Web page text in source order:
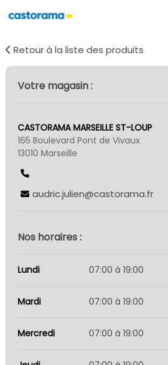
Retour à la liste des produits
Votre magasin :
CASTORAMA MARSEILLE ST-LOUP
165 Boulevard Pont de Vivaux
13010 Marseille
audric.julien@castorama.fr
Nos horaires :
Lundi 07:00 à 19:00
Mardi 07:00 à 19:00
Mercredi 07:00 à 19:00